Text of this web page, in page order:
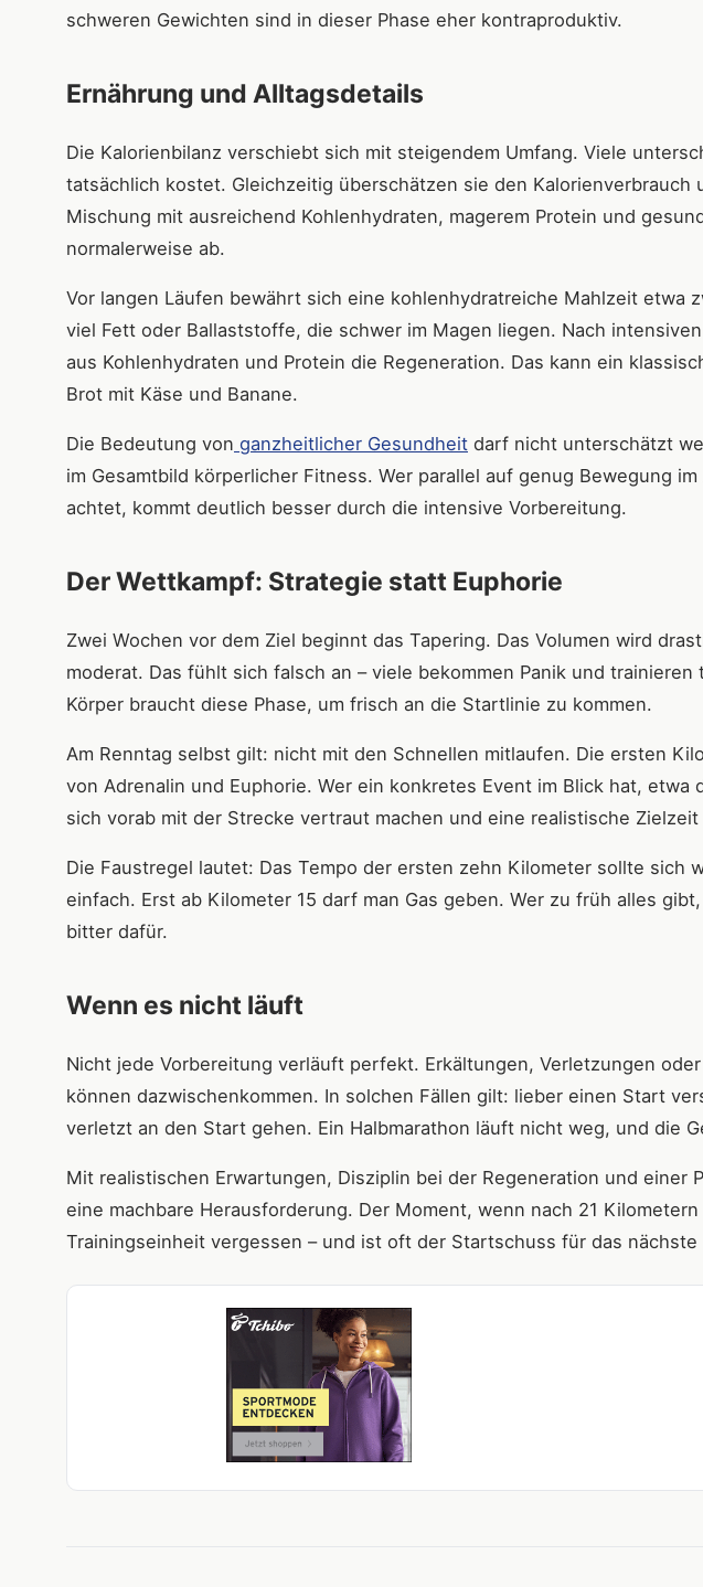
schweren Gewichten sind in dieser Phase eher kontraproduktiv.
Ernährung und Alltagsdetails
Die Kalorienbilanz verschiebt sich mit steigendem Umfang. Viele
tatsächlich kostet. Gleichzeitig überschätzen sie den Kalorienverbrauch
Mischung mit ausreichend Kohlenhydraten, magerem Protein und
normalerweise ab.
Vor langen Läufen bewährt sich eine kohlenhydratreiche Mahlzeit etwa
viel Fett oder Ballaststoffe, die schwer im Magen liegen. Nach
aus Kohlenhydraten und Protein die Regeneration. Das kann ein
Brot mit Käse und Banane.
Die Bedeutung von ganzheitlicher Gesundheit darf nicht unterschätzt
im Gesamtbild körperlicher Fitness. Wer parallel auf genug Bewegung
achtet, kommt deutlich besser durch die intensive Vorbereitung.
Der Wettkampf: Strategie statt Euphorie
Zwei Wochen vor dem Ziel beginnt das Tapering. Das Volumen wird
moderat. Das fühlt sich falsch an – viele bekommen Panik und
Körper braucht diese Phase, um frisch an die Startlinie zu kommen.
Am Renntag selbst gilt: nicht mit den Schnellen mitlaufen. Die ersten
von Adrenalin und Euphorie. Wer ein konkretes Event im Blick hat, etwa
sich vorab mit der Strecke vertraut machen und eine realistische
Die Faustregel lautet: Das Tempo der ersten zehn Kilometer sollte sich
einfach. Erst ab Kilometer 15 darf man Gas geben. Wer zu früh alles
bitter dafür.
Wenn es nicht läuft
Nicht jede Vorbereitung verläuft perfekt. Erkältungen, Verletzungen
können dazwischenkommen. In solchen Fällen gilt: lieber einen Start
verletzt an den Start gehen. Ein Halbmarathon läuft nicht weg, und die
Mit realistischen Erwartungen, Disziplin bei der Regeneration und einer
eine machbare Herausforderung. Der Moment, wenn nach 21
Trainingseinheit vergessen – und ist oft der Startschuss für das nächste